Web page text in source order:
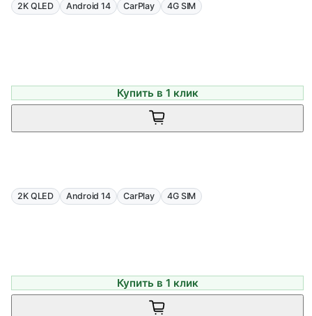
2K QLED Android 14 CarPlay 4G SIM
Купить в 1 клик
2K QLED Android 14 CarPlay 4G SIM
Купить в 1 клик